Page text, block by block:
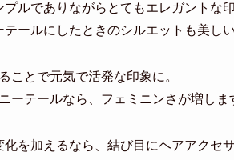
ルでありながらとてもエレガントな
ールにしたときのシルエットも美し
ことで元気で活発な印象に。
ーテールなら、フェミニンさが増しま
化を加えるなら、結び目にヘアアクセ